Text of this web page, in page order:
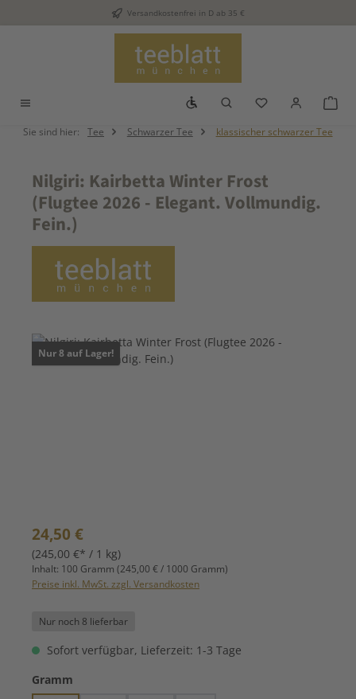
Zum Hauptinhalt springenVersandkostenfrei in D ab 35 €
Werkzeugleiste anzeigen
Du hast 0
Sie sind hier: Tee Schwarzer Tee klassischer schwarzer Tee
Nilgiri: Kairbetta Winter Frost
(Flugtee 2026 - Elegant. Vollmundig.
Fein.)
Bildergalerie überspringen
Nur 8 auf Lager!
Regulärer Preis:
24,50 €
(245,00 €* / 1 kg)
Inhalt: 100 Gramm (245,00 € / 1000 Gramm)
Preise inkl. MwSt. zzgl. Versandkosten
Nur noch 8 lieferbar
Sofort verfügbar, Lieferzeit: 1-3 Tage
Gramm